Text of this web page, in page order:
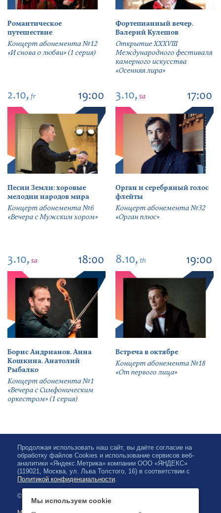
Романтическое
путешествие
Концерт абонемента №12
«И снова о любви» (1 серия)
Фортепианный вечер.
Валерий Кулешов
Открытие ХХХVIII
Международного фестиваля
камерного искусства
«Осенняя лира»
2.10, fr 19:00
Песни Земли: хоровые
мелодии народов мира
Концерт абонемента №6
«Вечера с Мужским хором»
3.10, sa 17:00
Орган и серебряный голос
флейты
Концерт абонемента №32
«Орган плюс»
3.10, sa 18:00
Борис Андрианов. Анна
Кошкина. Анатолий
Рыбалко
Концерт абонемента №1
«Вечера с Симфоническим
оркестром» (1 серия)
8.10, th 19:00
Встреча в октябре
Концерт абонемента №18
«От первого лица»
Продолжая использовать наш сайт, вы даёте согласие на
обработку файлов Cookies и использование сервисов веб-
аналитики «Яндекс.Метрика» компании ООО «ЯНДЕКС»
(119021, Москва, ул. Льва Толстого, 16) в соответствии с
Политикой конфиденциальности.
© 2026, Karelian State Philharmonic
Мы используем cookie